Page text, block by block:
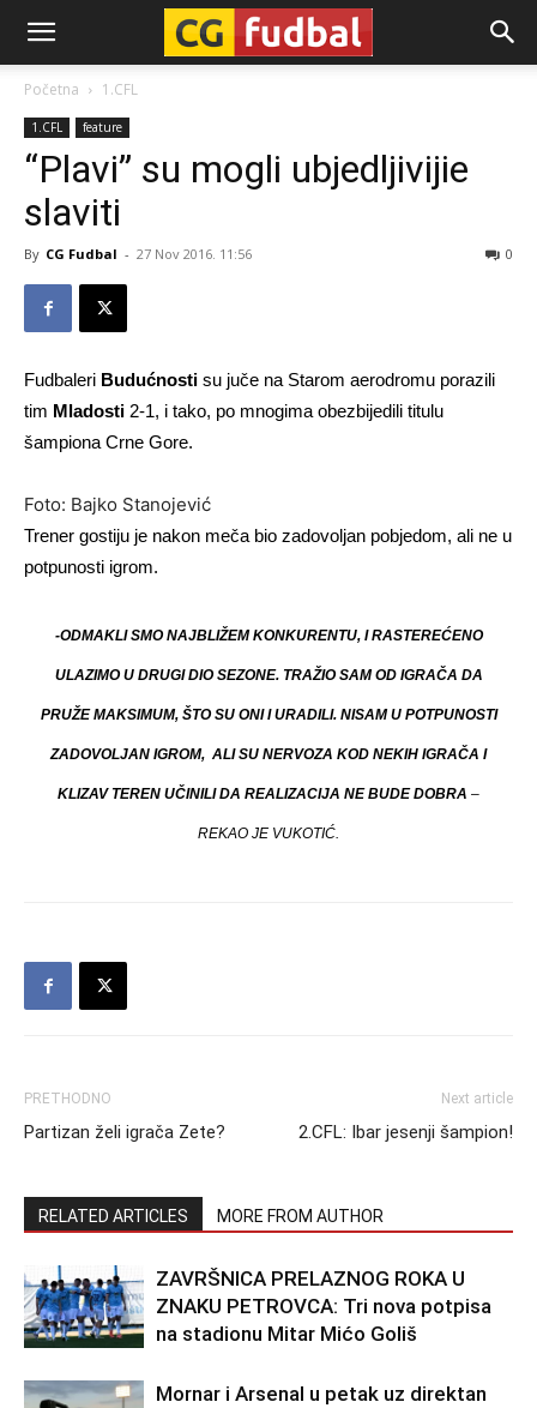
CG-
Fudbal
Početna 1.CFL
1.CFL feature
“Plavi” su mogli ubjedljivijie
slaviti
By CG Fudbal - 27 Nov 2016. 11:56 0
Fudbaleri Budućnosti su juče na Starom aerodromu porazili
tim Mladosti 2-1, i tako, po mnogima obezbijedili titulu
šampiona Crne Gore.
Foto: Bajko Stanojević
Trener gostiju je nakon meča bio zadovoljan pobjedom, ali ne u
potpunosti igrom.
-ODMAKLI SMO NAJBLIŽEM KONKURENTU, I RASTEREĆENO
ULAZIMO U DRUGI DIO SEZONE. TRAŽIO SAM OD IGRAČA DA
PRUŽE MAKSIMUM, ŠTO SU ONI I URADILI. NISAM U POTPUNOSTI
ZADOVOLJAN IGROM, ALI SU NERVOZA KOD NEKIH IGRAČA I
KLIZAV TEREN UČINILI DA REALIZACIJA NE BUDE DOBRA –
REKAO JE VUKOTIĆ.
PRETHODNO
Partizan želi igrača Zete?
Next article
2.CFL: Ibar jesenji šampion!
RELATED ARTICLES MORE FROM AUTHOR
ZAVRŠNICA PRELAZNOG ROKA U
ZNAKU PETROVCA: Tri nova potpisa
na stadionu Mitar Mićo Goliš
Mornar i Arsenal u petak uz direktan